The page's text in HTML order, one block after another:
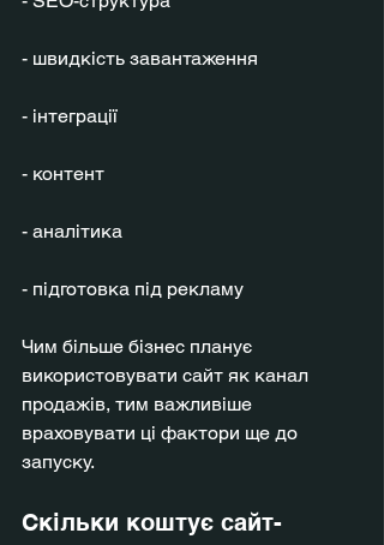
- швидкість завантаження
- інтеграції
- контент
- аналітика
- підготовка під рекламу
Чим більше бізнес планує
використовувати сайт як канал
продажів, тим важливіше
враховувати ці фактори ще до
запуску.
Скільки коштує сайт-